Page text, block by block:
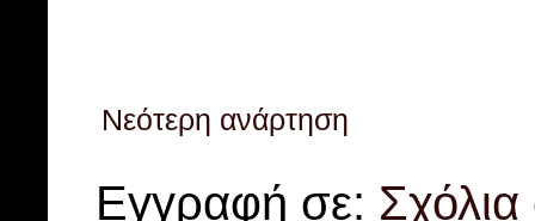
Νεότερη ανάρτηση
Εγγραφή σε: